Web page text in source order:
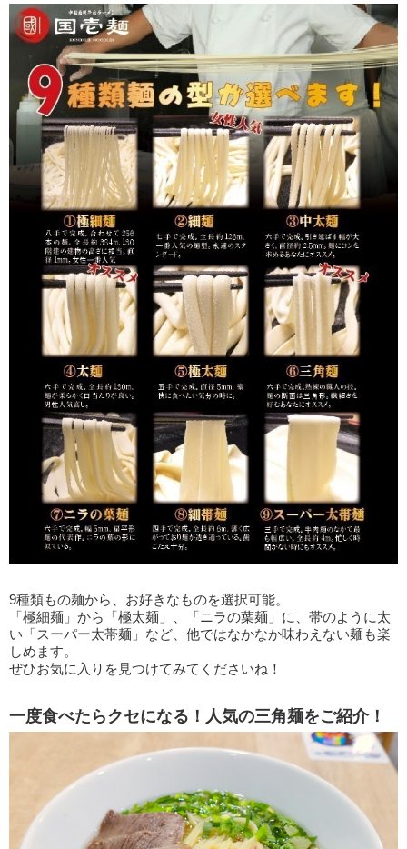
9種類もの麺から、お好きなものを選択可能。
「極細麺」から「極太麺」、「ニラの葉麺」に、帯のように太
い「スーパー太帯麺」など、他ではなかなか味わえない麺も楽
しめます。
ぜひお気に入りを見つけてみてくださいね！
一度食べたらクセになる！人気の三角麺をご紹介！